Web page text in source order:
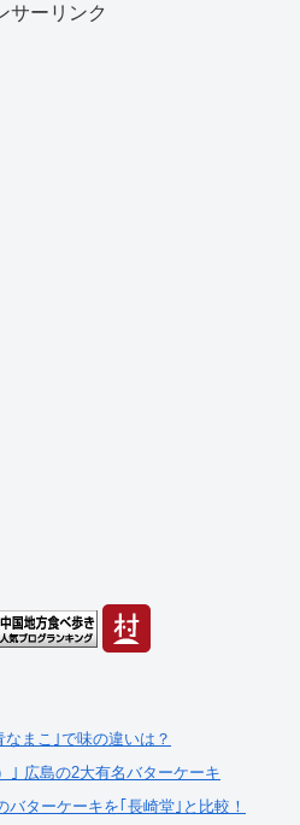
サーリンク
まこ｣で味の違いは？
｣ 広島の2大有名バターケーキ
バターケーキを｢長崎堂｣と比較！